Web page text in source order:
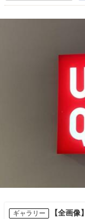
ギャラリー
【全画